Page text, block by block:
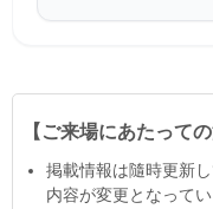
【ご来場にあたって
掲載情報は隨時更新
内容が変更となって